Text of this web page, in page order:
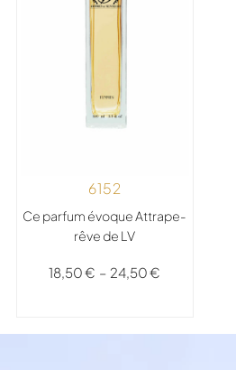
6152
Ce parfum évoque Attrape-
rêve de LV
18,50€ – 24,50€